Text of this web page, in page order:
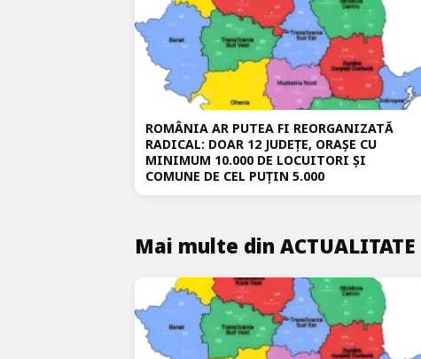
ROMÂNIA AR PUTEA FI REORGANIZATĂ
RADICAL: DOAR 12 JUDEȚE, ORAȘE CU
MINIMUM 10.000 DE LOCUITORI ȘI
COMUNE DE CEL PUȚIN 5.000
Mai multe din ACTUALITATE